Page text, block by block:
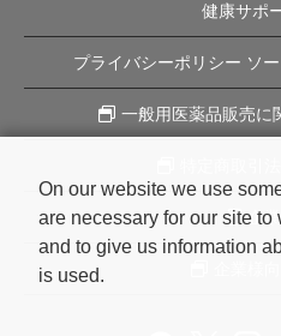
健康サポ
プライバシーポリシー ソ
一般用医薬品販売に
企
On our website we use
are necessary for our site to
and to give us information
is used.